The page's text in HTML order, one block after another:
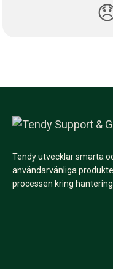
Tendy utvecklar smarta
användarvänliga
processen kring